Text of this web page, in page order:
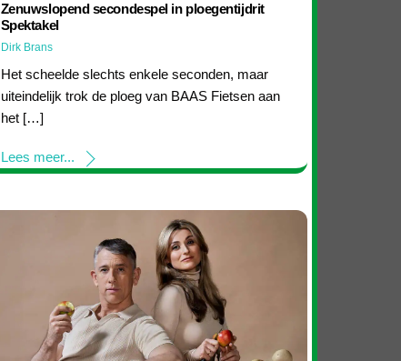
Zenuwslopend secondespel in ploegentijdrit
Spektakel
Dirk Brans
Het scheelde slechts enkele seconden, maar
uiteindelijk trok de ploeg van BAAS Fietsen aan
het […]
Lees meer...